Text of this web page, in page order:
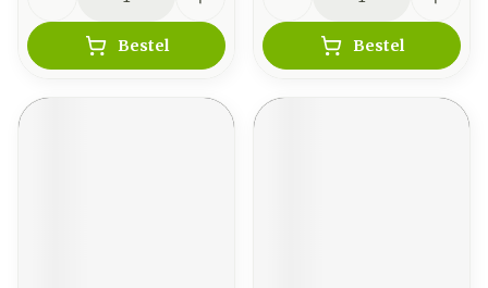
Bestel Bestel